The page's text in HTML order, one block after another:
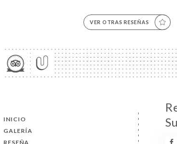
VER OTRAS RESEÑAS
INICIO
GALERÍA
RESEÑA